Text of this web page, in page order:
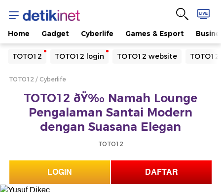
Home Gadget Cyberlife Games & Esport
TOTO12 TOTO12 login TOTO12 website
Yang sedang ramai dicari
Loading...
Terakhir yang dicari
Loading...
TOTO12 Cyberlife
TOTO12 ðŸ‰ Namah Lounge
Pengalaman Santai Modern
dengan Suasana Elegan
TOTO12
LOGIN DAFTAR